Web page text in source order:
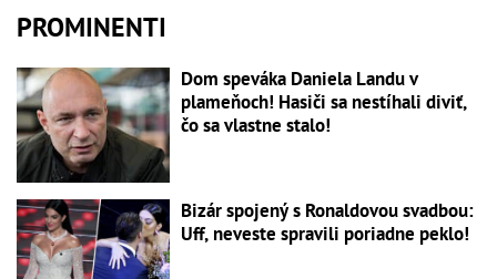
PROMINENTI
Dom speváka Daniela Landu v
plameňoch! Hasiči sa nestíhali diviť,
čo sa vlastne stalo!
Bizár spojený s Ronaldovou svadbou:
Uff, neveste spravili poriadne peklo!